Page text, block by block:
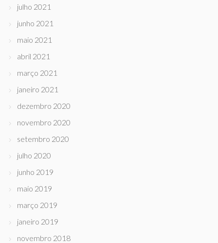
julho 2021
junho 2021
maio 2021
abril 2021
março 2021
janeiro 2021
dezembro 2020
novembro 2020
setembro 2020
julho 2020
junho 2019
maio 2019
março 2019
janeiro 2019
novembro 2018